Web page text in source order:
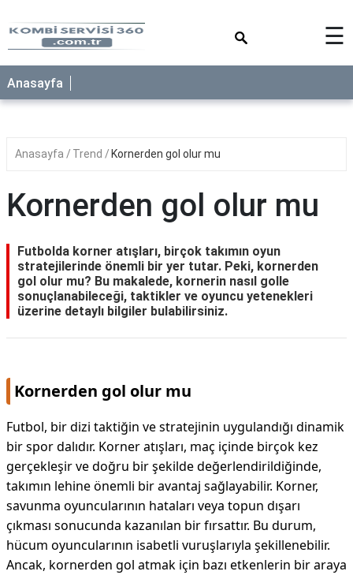
☰
Anasayfa
Anasayfa Trend Kornerden gol olur mu
Kornerden gol olur mu
Futbolda korner atışları, birçok takımın oyun
stratejilerinde önemli bir yer tutar. Peki, kornerden
gol olur mu? Bu makalede, kornerin nasıl golle
sonuçlanabileceği, taktikler ve oyuncu yetenekleri
üzerine detaylı bilgiler bulabilirsiniz.
Kornerden gol olur mu
Futbol, bir dizi taktiğin ve stratejinin uygulandığı dinamik
bir spor dalıdır. Korner atışları, maç içinde birçok kez
gerçekleşir ve doğru bir şekilde değerlendirildiğinde,
takımın lehine önemli bir avantaj sağlayabilir. Korner,
savunma oyuncularının hataları veya topun dışarı
çıkması sonucunda kazanılan bir fırsattır. Bu durum,
hücum oyuncularının isabetli vuruşlarıyla şekillenebilir.
Ancak, kornerden gol atmak için bazı etkenlerin bir araya